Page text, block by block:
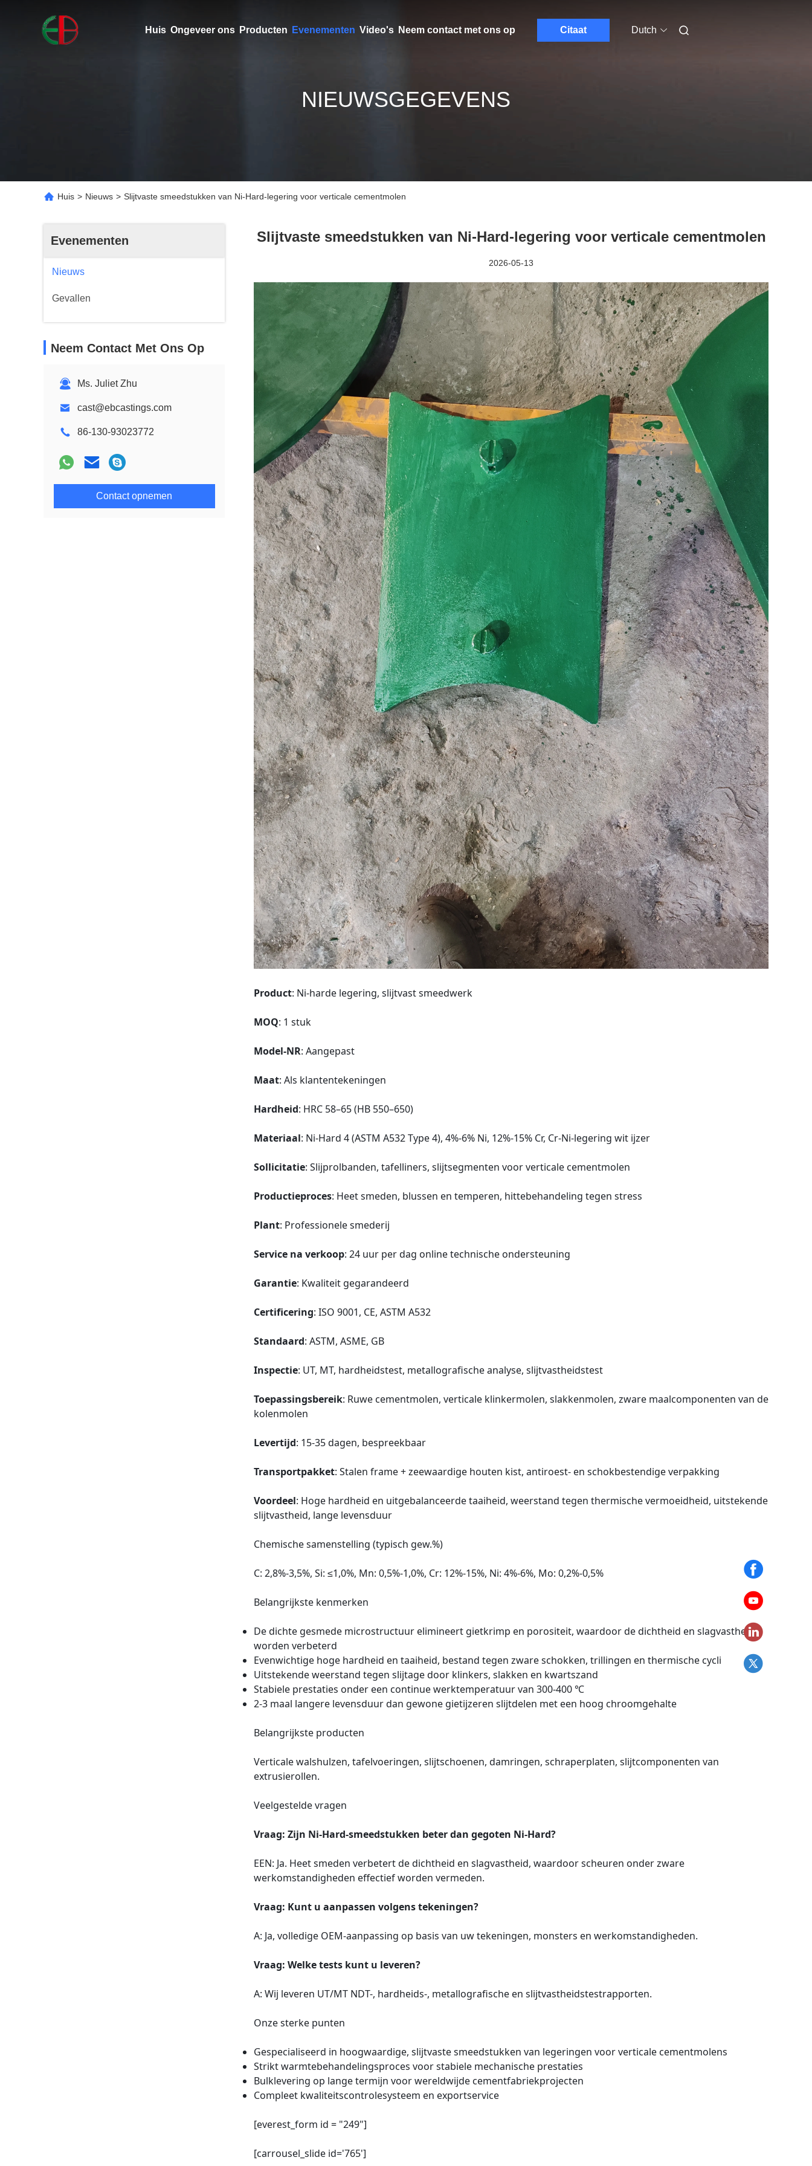
Huis Ongeveer ons Producten Evenementen Video's Neem contact met ons op Citaat Dutch
NIEUWSGEGEVENS
Huis > Nieuws > Slijtvaste smeedstukken van Ni-Hard-legering voor verticale cementmolen
Evenementen
Nieuws
Gevallen
Neem Contact Met Ons Op
Ms. Juliet Zhu
cast@ebcastings.com
86-130-93023772
Contact opnemen
Slijtvaste smeedstukken van Ni-Hard-legering voor verticale cementmolen
2026-05-13
Product: Ni-harde legering, slijtvast smeedwerk
MOQ: 1 stuk
Model-NR: Aangepast
Maat: Als klantentekeningen
Hardheid: HRC 58–65 (HB 550–650)
Materiaal: Ni-Hard 4 (ASTM A532 Type 4), 4%-6% Ni, 12%-15% Cr, Cr-Ni-legering wit ijzer
Sollicitatie: Slijprolbanden, tafelliners, slijtsegmenten voor verticale cementmolen
Productieproces: Heet smeden, blussen en temperen, hittebehandeling tegen stress
Plant: Professionele smederij
Service na verkoop: 24 uur per dag online technische ondersteuning
Garantie: Kwaliteit gegarandeerd
Certificering: ISO 9001, CE, ASTM A532
Standaard: ASTM, ASME, GB
Inspectie: UT, MT, hardheidstest, metallografische analyse, slijtvastheidstest
Toepassingsbereik: Ruwe cementmolen, verticale klinkermolen, slakkenmolen, zware maalcomponenten van de
kolenmolen
Levertijd: 15‑35 dagen, bespreekbaar
Transportpakket: Stalen frame + zeewaardige houten kist, antiroest- en schokbestendige verpakking
Voordeel: Hoge hardheid en uitgebalanceerde taaiheid, weerstand tegen thermische vermoeidheid, uitstekende
slijtvastheid, lange levensduur
Chemische samenstelling (typisch gew.%)
C: 2,8%‑3,5%, Si: ≤1,0%, Mn: 0,5%‑1,0%, Cr: 12%‑15%, Ni: 4%‑6%, Mo: 0,2%‑0,5%
Belangrijkste kenmerken
De dichte gesmede microstructuur elimineert gietkrimp en porositeit, waardoor de dichtheid en slagvastheid
worden verbeterd
Evenwichtige hoge hardheid en taaiheid, bestand tegen zware schokken, trillingen en thermische cycli
Uitstekende weerstand tegen slijtage door klinkers, slakken en kwartszand
Stabiele prestaties onder een continue werktemperatuur van 300-400 ℃
2-3 maal langere levensduur dan gewone gietijzeren slijtdelen met een hoog chroomgehalte
Belangrijkste producten
Verticale walshulzen, tafelvoeringen, slijtschoenen, damringen, schraperplaten, slijtcomponenten van
extrusierollen.
Veelgestelde vragen
Vraag: Zijn Ni-Hard-smeedstukken beter dan gegoten Ni-Hard?
EEN: Ja. Heet smeden verbetert de dichtheid en slagvastheid, waardoor scheuren onder zware
werkomstandigheden effectief worden vermeden.
Vraag: Kunt u aanpassen volgens tekeningen?
A: Ja, volledige OEM-aanpassing op basis van uw tekeningen, monsters en werkomstandigheden.
Vraag: Welke tests kunt u leveren?
A: Wij leveren UT/MT NDT-, hardheids-, metallografische en slijtvastheidstestrapporten.
Onze sterke punten
Gespecialiseerd in hoogwaardige, slijtvaste smeedstukken van legeringen voor verticale cementmolens
Strikt warmtebehandelingsproces voor stabiele mechanische prestaties
Bulklevering op lange termijn voor wereldwijde cementfabriekprojecten
Compleet kwaliteitscontrolesysteem en exportservice
[everest_form id = "249"]
[carrousel_slide id='765']